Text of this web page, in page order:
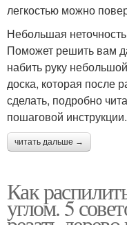
легкостью можно
Небольшая
Поможет решить вам
набить руку
доска, которая после
сделать, подробно
пошаговой инструкции.
читать дальше →
Как
углом. 5